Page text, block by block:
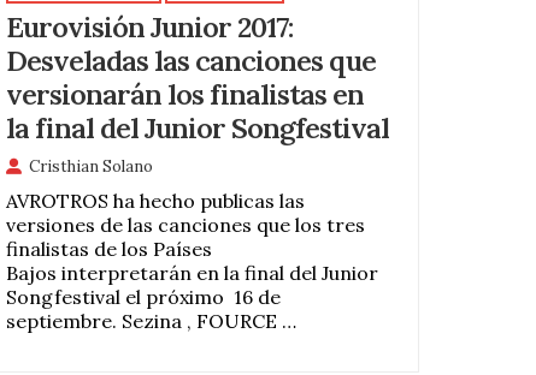
Eurovisión Junior 2017:
Desveladas las canciones que
versionarán los finalistas en
la final del Junior Songfestival
Cristhian Solano
AVROTROS ha hecho publicas las
versiones de las canciones que los tres
finalistas de los Países
Bajos interpretarán en la final del Junior
Songfestival el próximo 16 de
septiembre. Sezina , FOURCE …